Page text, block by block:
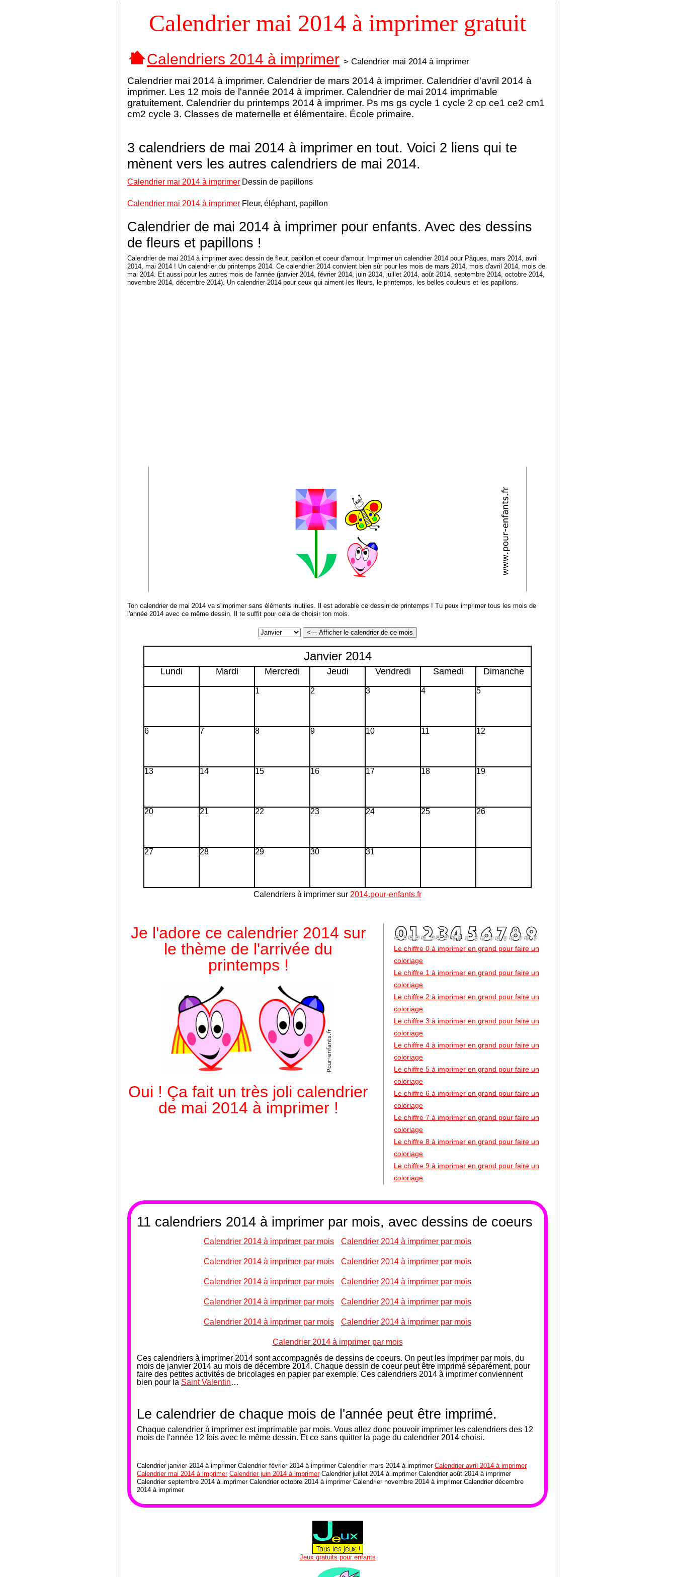
Calendrier mai 2014 à imprimer gratuit
Calendriers 2014 à imprimer > Calendrier mai 2014 à imprimer
Calendrier mai 2014 à imprimer. Calendrier de mars 2014 à imprimer. Calendrier d'avril 2014 à
imprimer. Les 12 mois de l'année 2014 à imprimer. Calendrier de mai 2014 imprimable
gratuitement. Calendrier du printemps 2014 à imprimer. Ps ms gs cycle 1 cycle 2 cp ce1 ce2 cm1
cm2 cycle 3. Classes de maternelle et élémentaire. École primaire.
3 calendriers de mai 2014 à imprimer en tout. Voici 2 liens qui te
mènent vers les autres calendriers de mai 2014.
Calendrier mai 2014 à imprimer Dessin de papillons
Calendrier mai 2014 à imprimer Fleur, éléphant, papillon
Calendrier de mai 2014 à imprimer pour enfants. Avec des dessins
de fleurs et papillons !
Calendrier de mai 2014 à imprimer avec dessin de fleur, papillon et coeur d'amour. Imprimer un calendrier 2014 pour Pâques, mars 2014, avril
2014, mai 2014 ! Un calendrier du printemps 2014. Ce calendrier 2014 convient bien sûr pour les mois de mars 2014, mois d'avril 2014, mois de
mai 2014. Et aussi pour les autres mois de l'année (janvier 2014, février 2014, juin 2014, juillet 2014, août 2014, septembre 2014, octobre 2014,
novembre 2014, décembre 2014). Un calendrier 2014 pour ceux qui aiment les fleurs, le printemps, les belles couleurs et les papillons.
Ton calendrier de mai 2014 va s'imprimer sans éléments inutiles. Il est adorable ce dessin de printemps ! Tu peux imprimer tous les mois de
l'année 2014 avec ce même dessin. Il te suffit pour cela de choisir ton mois.
Janvier 2014
Lundi Mardi Mercredi Jeudi Vendredi Samedi Dimanche
1 2 3 4 5
6 7 8 9 10 11 12
13 14 15 16 17 18 19
20 21 22 23 24 25 26
27 28 29 30 31
Calendriers à imprimer sur 2014.pour-enfants.fr
Je l'adore ce calendrier 2014 sur
le thème de l'arrivée du
printemps !
Oui ! Ça fait un très joli calendrier
de mai 2014 à imprimer !
Le chiffre 0 à imprimer en grand pour faire un
coloriage
Le chiffre 1 à imprimer en grand pour faire un
coloriage
Le chiffre 2 à imprimer en grand pour faire un
coloriage
Le chiffre 3 à imprimer en grand pour faire un
coloriage
Le chiffre 4 à imprimer en grand pour faire un
coloriage
Le chiffre 5 à imprimer en grand pour faire un
coloriage
Le chiffre 6 à imprimer en grand pour faire un
coloriage
Le chiffre 7 à imprimer en grand pour faire un
coloriage
Le chiffre 8 à imprimer en grand pour faire un
coloriage
Le chiffre 9 à imprimer en grand pour faire un
coloriage
11 calendriers 2014 à imprimer par mois, avec dessins de coeurs
Calendrier 2014 à imprimer par mois Calendrier 2014 à imprimer par mois
Calendrier 2014 à imprimer par mois Calendrier 2014 à imprimer par mois
Calendrier 2014 à imprimer par mois Calendrier 2014 à imprimer par mois
Calendrier 2014 à imprimer par mois Calendrier 2014 à imprimer par mois
Calendrier 2014 à imprimer par mois Calendrier 2014 à imprimer par mois
Calendrier 2014 à imprimer par mois
Ces calendriers à imprimer 2014 sont accompagnés de dessins de coeurs. On peut les imprimer par mois, du
mois de janvier 2014 au mois de décembre 2014. Chaque dessin de coeur peut être imprimé séparément, pour
faire des petites activités de bricolages en papier par exemple. Ces calendriers 2014 à imprimer conviennent
bien pour la Saint Valentin…
Le calendrier de chaque mois de l'année peut être imprimé.
Chaque calendrier à imprimer est imprimable par mois. Vous allez donc pouvoir imprimer les calendriers des 12
mois de l'année 12 fois avec le même dessin. Et ce sans quitter la page du calendrier 2014 choisi.
Calendrier janvier 2014 à imprimer Calendrier février 2014 à imprimer Calendrier mars 2014 à imprimer Calendrier avril 2014 à imprimer
Calendrier mai 2014 à imprimer Calendrier juin 2014 à imprimerCalendrier juillet 2014 à imprimer Calendrier août 2014 à imprimer
Calendrier septembre 2014 à imprimer Calendrier octobre 2014 à imprimer Calendrier novembre 2014 à imprimer Calendrier décembre
2014 à imprimer
Jeux gratuits pour enfants